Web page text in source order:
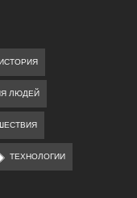
ЛЮДЕЙ
ТЕХНОЛОГИИ